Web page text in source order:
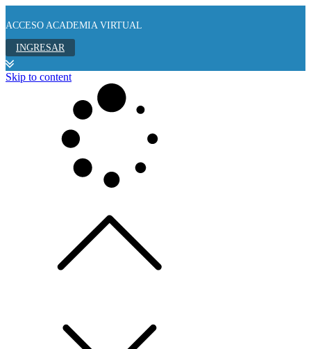
ACCESO ACADEMIA VIRTUAL
INGRESAR
Skip to content